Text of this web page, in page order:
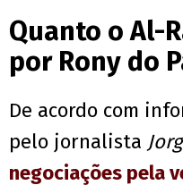
Quanto o Al-
por Rony do
De acordo com
pelo jornalista
negociações pela